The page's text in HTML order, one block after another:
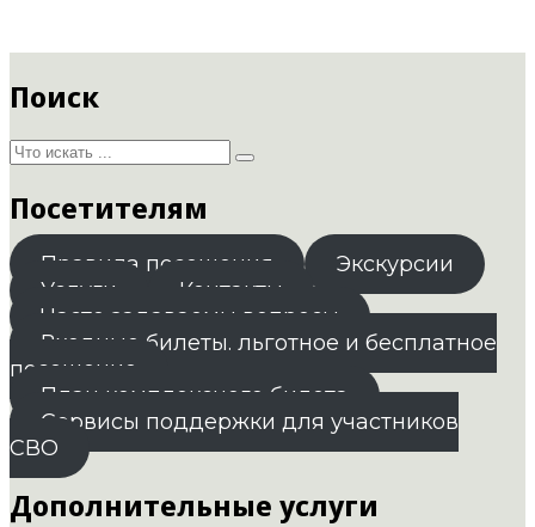
Поиск
Посетителям
Правила посещения
Экскурсии
Услуги
Контакты
Часто задаваемы вопросы
Входные билеты. льготное и бесплатное
посещение
План комплексного билета
Сервисы поддержки для участников
СВО
Дополнительные услуги